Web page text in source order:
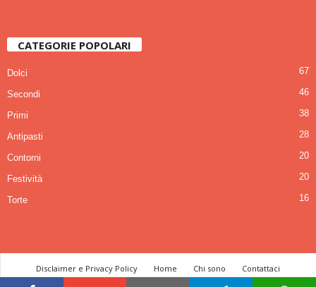
CATEGORIE POPOLARI
Dolci 67
Secondi 46
Primi 38
Antipasti 28
Contorni 20
Festività 20
Torte 16
Disclaimer e Privacy Policy Home Chi sono
Contattaci